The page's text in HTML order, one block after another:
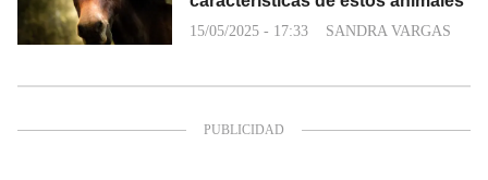
15/05/2025 - 17:33 SANDRA VARGAS